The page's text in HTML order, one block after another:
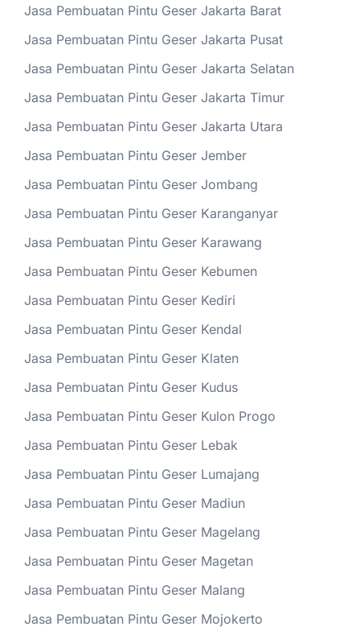
Jasa Pembuatan Pintu Geser Jakarta Barat
Jasa Pembuatan Pintu Geser Jakarta Pusat
Jasa Pembuatan Pintu Geser Jakarta Selatan
Jasa Pembuatan Pintu Geser Jakarta Timur
Jasa Pembuatan Pintu Geser Jakarta Utara
Jasa Pembuatan Pintu Geser Jember
Jasa Pembuatan Pintu Geser Jombang
Jasa Pembuatan Pintu Geser Karanganyar
Jasa Pembuatan Pintu Geser Karawang
Jasa Pembuatan Pintu Geser Kebumen
Jasa Pembuatan Pintu Geser Kediri
Jasa Pembuatan Pintu Geser Kendal
Jasa Pembuatan Pintu Geser Klaten
Jasa Pembuatan Pintu Geser Kudus
Jasa Pembuatan Pintu Geser Kulon Progo
Jasa Pembuatan Pintu Geser Lebak
Jasa Pembuatan Pintu Geser Lumajang
Jasa Pembuatan Pintu Geser Madiun
Jasa Pembuatan Pintu Geser Magelang
Jasa Pembuatan Pintu Geser Magetan
Jasa Pembuatan Pintu Geser Malang
Jasa Pembuatan Pintu Geser Mojokerto